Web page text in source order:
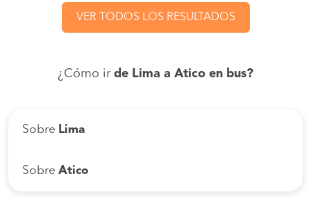
VER TODOS LOS RESULTADOS
¿Cómo ir de Lima a Atico en bus?
Sobre Lima
Sobre Atico